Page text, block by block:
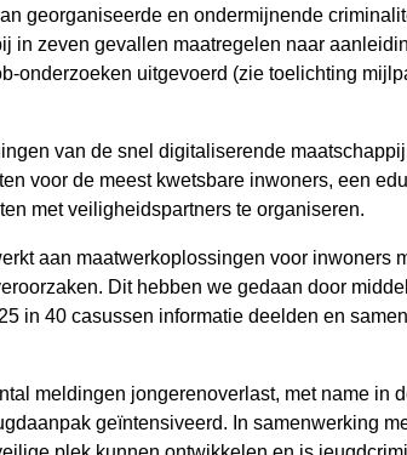
georganiseerde en ondermijnende
in zeven gevallen maatregelen naar
onderzoeken uitgevoerd (zie toelichting
van de snel digitaliserende
voor de meest kwetsbare inwoners, een
met veiligheidspartners te organiseren.
aan maatwerkoplossingen voor inwoners
Dit hebben we gedaan door
in 40 casussen informatie deelden en
meldingen jongerenoverlast, met name in
geïntensiveerd. In samenwerking